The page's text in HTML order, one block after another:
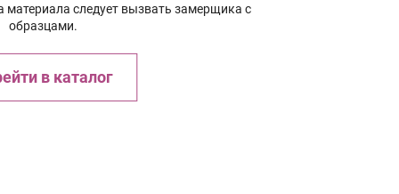
материала следует вызвать замерщика с
образцами.
в каталог